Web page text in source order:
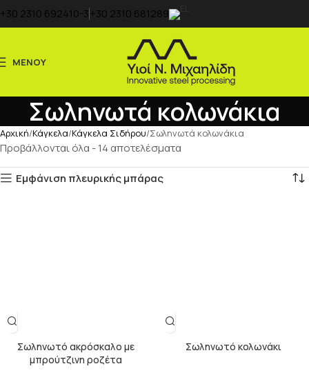
+30 2310 692410-3+30 2310 681289
ΜΕΝΟΥ
Σωληνωτά κολωνάκια
Αρχική Κάγκελα Κάγκελα Σιδήρου Σωληνωτά κολωνάκια
Προβάλλονται όλα - 14 αποτελέσματα
Εμφάνιση πλευρικής μπάρας
Σωληνωτό ακρόσκαλο με
μπρούτζινη ροζέτα
Σωληνωτό κολωνάκι